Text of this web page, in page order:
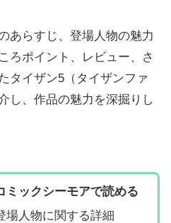
あらすじ、登場人物の魅力
ろポイント、レビュー、さ
タイザン5（タイザンファ
し、作品の魅力を深掘りし
ミックシーモアで読める
場人物に関する詳細